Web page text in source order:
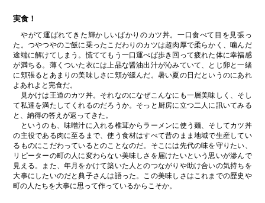
実食！
やがて運ばれてきた輝かしいばかりのカツ丼。一口食べて目を見張っ
た。つやつやのご飯に乗ったこだわりのカツは超肉厚で柔らかく、噛んだ
途端に解けてしまう。慌ててもう一口運べば歩き回って疲れた体に幸福感
が満ちる。薄くついた衣には上品な醤油出汁が沁みていて、とじ卵と一緒
に頬張るとあまりの美味しさに頬が緩んだ。暑い夏の日だというのにあれ
よあれよと完食だ。
見かけは王道のカツ丼。それなのになぜこんなにも一層美味しく、そし
て私達を満たしてくれるのだろうか。そっと厨房に立つ二人に訊いてみる
と、納得の答えが返ってきた。
というのも、味噌汁に入れる椎茸からラーメンに使う麺、そしてカツ丼
の主役である肉に至るまで、使う食材はすべて昔のまま地域で生産してい
るものにこだわっているとのことなのだ。そこには先代の味を守りたい、
リピーターの町の人に変わらない美味しさを届けたいという思いが滲んで
見える。また、年月をかけて築いた人とのつながりや助け合いの気持ちを
大事にしたいのだと典子さんは語った。この美味しさはこれまでの歴史や
町の人たちを大事に思って作っているからこそか。